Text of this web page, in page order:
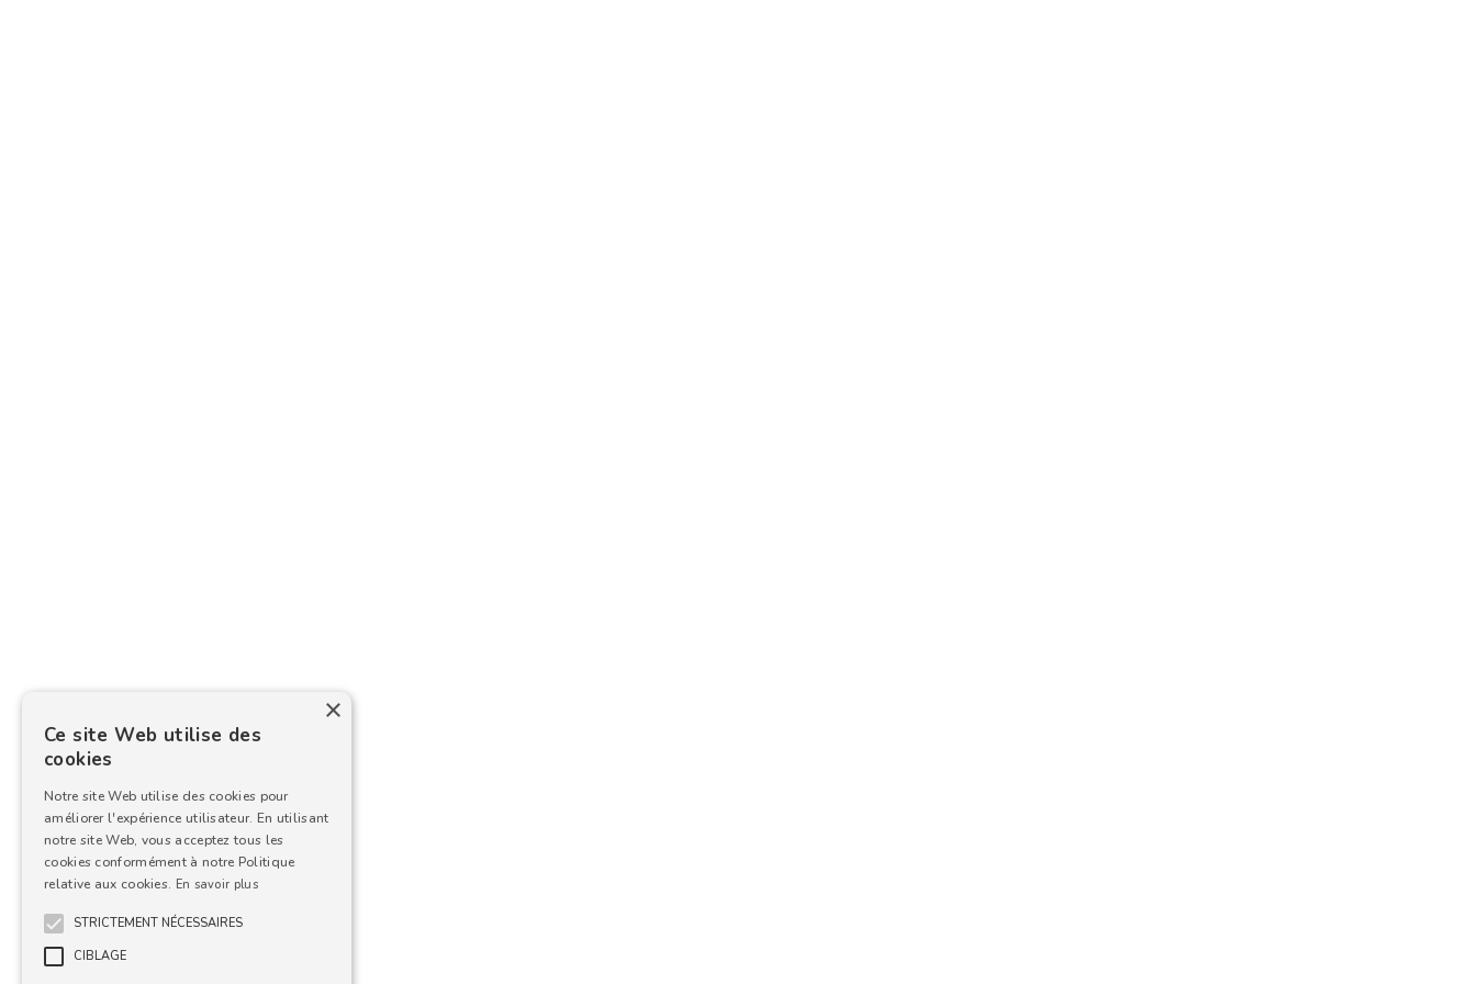
×
Ce site Web utilise des
cookies
Notre site Web utilise des cookies pour
améliorer l'expérience utilisateur. En utilisant
notre site Web, vous acceptez tous les
cookies conformément à notre Politique
relative aux cookies. En savoir plus
STRICTEMENT NÉCESSAIRES
CIBLAGE